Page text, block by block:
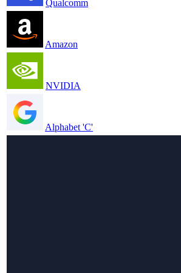
Qualcomm
Amazon
NVIDIA
Alphabet 'C'